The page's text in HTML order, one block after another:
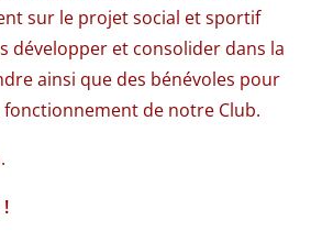
sur le projet social et sportif
développer et consolider dans la
ainsi que des bénévoles pour
de notre Club.
!